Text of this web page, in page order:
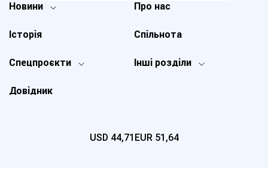
Новини
Спецпроєкти Інші розділи
Історія
Про нас
Довідник
Спільнота
USD 44,71 EUR 51,64